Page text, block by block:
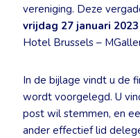
vereniging. Deze
vrijdag 27 januari 2023
Hotel Brussels –
In de bijlage vindt u de
wordt voorgelegd. U
post wil stemmen, en
ander effectief lid